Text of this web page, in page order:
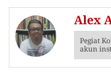
Alex
Pegiat
akun